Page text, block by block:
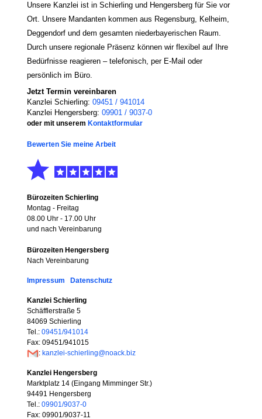
Unsere Kanzlei ist in Schierling und Hengersberg für Sie vor
Ort. Unsere Mandanten kommen aus Regensburg, Kelheim,
Deggendorf und dem gesamten niederbayerischen Raum.
Durch unsere regionale Präsenz können wir flexibel auf Ihre
Bedürfnisse reagieren – telefonisch, per E-Mail oder
persönlich im Büro.
Jetzt Termin vereinbaren
Kanzlei Schierling: 09451 / 941014
Kanzlei Hengersberg: 09901 / 9037-0
oder mit unserem Kontaktformular
Bewerten Sie meine Arbeit
Bürozeiten Schierling
Montag - Freitag
08.00 Uhr - 17.00 Uhr
und nach Vereinbarung
Bürozeiten Hengersberg
Nach Vereinbarung
Impressum Datenschutz
Kanzlei Schierling
Schäfflerstraße 5
84069 Schierling
Tel.:09451/941014
Fax: 09451/941015
: kanzlei-schierling@noack.biz
Kanzlei Hengersberg
Marktplatz 14 (Eingang Mimminger Str.)
94491 Hengersberg
Tel.: 09901/9037-0
Fax: 09901/9037-11